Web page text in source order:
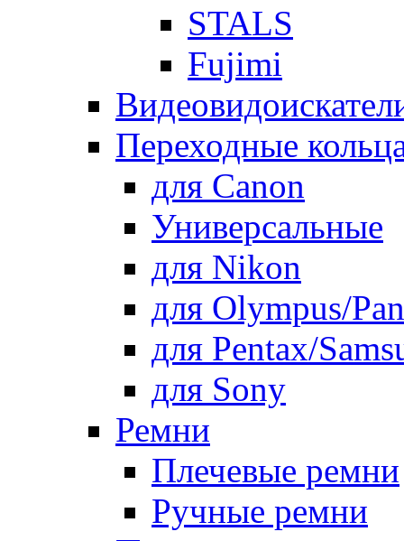
STALS
Fujimi
Переходные
для Canon
Универсальные
для Nikon
для Olympus/
для Pentax/
для Sony
Ремни
Плечевые ремни
Ручные ремни